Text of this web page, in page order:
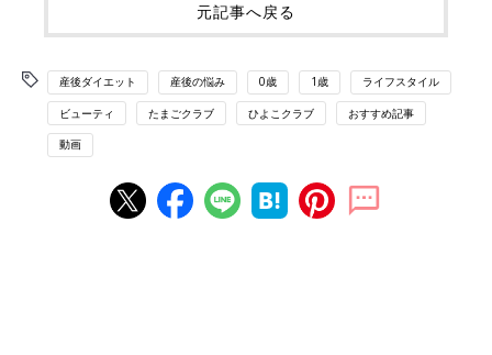
元記事へ戻る
産後ダイエット 産後の悩み 0歳 1歳 ライフスタイル
ビューティ たまごクラブ ひよこクラブ おすすめ記事
動画